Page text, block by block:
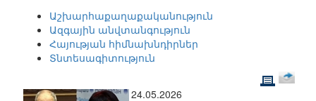
Աշխարհաքաղաքականություն
Ազգային անվտանգություն
Հայության հիմնախնդիրներ
Տնտեսագիտություն
24.05.2026